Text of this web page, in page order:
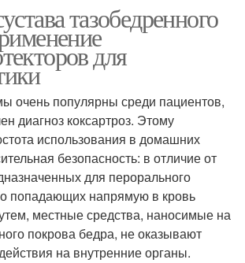
тазобедренного
для
очень популярны среди пациентов,
диагноз коксартроз. Этому
использования в домашних
безопасность: в отличие от
для перорального
попадающих напрямую в кровь
местные средства, наносимые на
покрова бедра, не оказывают
на внутренние органы.